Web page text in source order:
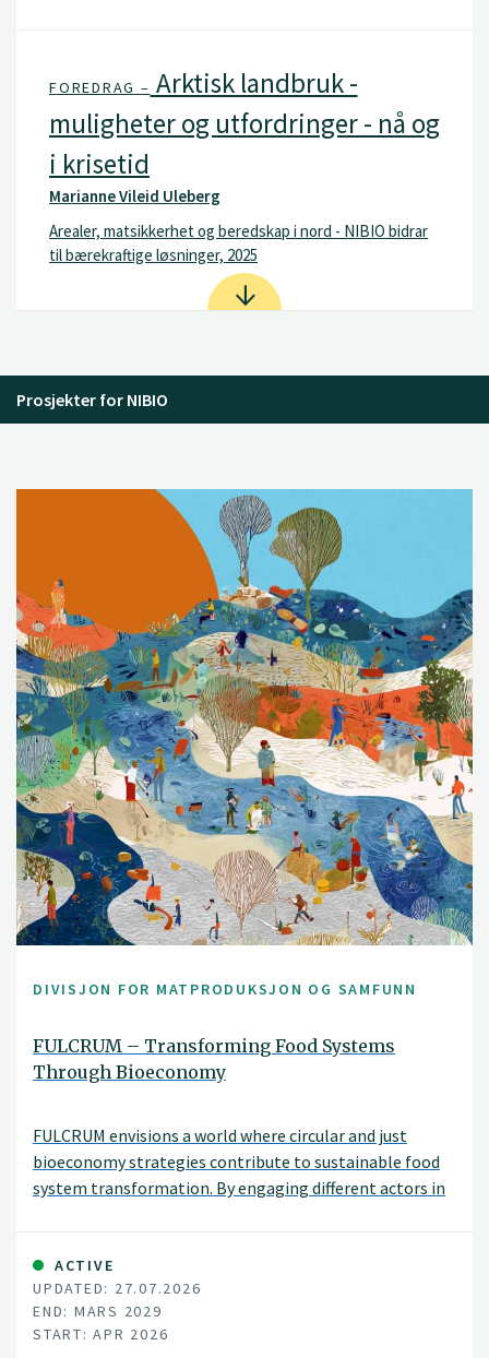
FOREDRAG – Arktisk landbruk -
muligheter og utfordringer - nå og
i krisetid
Marianne Vileid Uleberg
Arealer, matsikkerhet og beredskap i nord - NIBIO bidrar
til bærekraftige løsninger, 2025
Prosjekter for NIBIO
DIVISJON FOR MATPRODUKSJON OG SAMFUNN
FULCRUM – Transforming Food Systems
Through Bioeconomy
FULCRUM envisions a world where circular and just
bioeconomy strategies contribute to sustainable food
system transformation. By engaging different actors in
regions across Europe, FULCRUM connects bottom-up
innovation with actionable and scalable policy
recommendations for living and vibrant land and
seascapes.
ACTIVE
UPDATED: 27.07.2026
END: MARS 2029
START: APR 2026